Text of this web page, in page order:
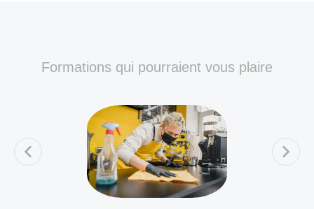
Formations qui pourraient vous plaire